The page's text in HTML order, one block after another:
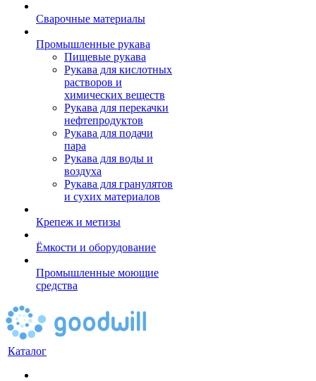
Сварочные материалы
Промышленные рукава
Пищевые рукава
Рукава для кислотных
растворов и
химических веществ
Рукава для перекачки
нефтепродуктов
Рукава для подачи
пара
Рукава для воды и
воздуха
Рукава для гранулятов
и сухих материалов
Крепеж и метизы
Ёмкости и оборудование
Промышленные моющие
средства
Каталог